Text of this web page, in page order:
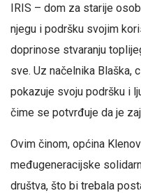
IRIS – dom za starije
njegu i podršku svojim
doprinose stvaranju
sve. Uz načelnika Blaška,
pokazuje svoju podršku i
čime se potvrđuje da je
Ovim činom, općina
međugeneracijske
društva, što bi trebala